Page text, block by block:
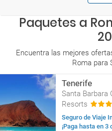
Paquetes a
Encuentra las mejores
Roma para
Tenerife
Santa Barbara
Resorts
Seguro de Viaje
¡Paga hasta en